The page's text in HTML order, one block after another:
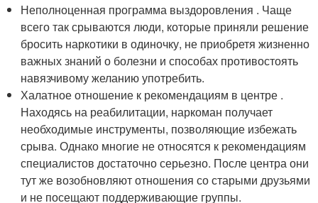
Неполноценная программа выздоровления . Чаще
всего так срываются люди, которые приняли решение
бросить наркотики в одиночку, не приобретя жизненно
важных знаний о болезни и способах противостоять
навязчивому желанию употребить.
Халатное отношение к рекомендациям в центре .
Находясь на реабилитации, наркоман получает
необходимые инструменты, позволяющие избежать
срыва. Однако многие не относятся к рекомендациям
специалистов достаточно серьезно. После центра они
тут же возобновляют отношения со старыми друзьями
и не посещают поддерживающие группы.